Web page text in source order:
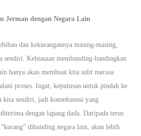
Jerman dengan Negara Lain
dan kekurangannya masing-masing,
sendiri. Kebiasaan membanding-bandingkan
hanya akan membuat kita sulit merasa
proses. Ingat, keputusan untuk pindah ke
kita sendiri, jadi konsekuensi yang
dengan lapang dada. Daripada terus
dibanding negara lain, akan lebih